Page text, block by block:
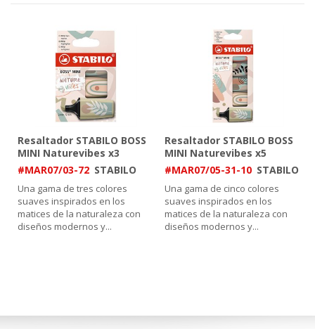
Resaltador STABILO BOSS
MINI Naturevibes x3
#MAR07/03-72 STABILO
Una gama de tres colores
suaves inspirados en los
matices de la naturaleza con
diseños modernos y...
Resaltador STABILO BOSS
MINI Naturevibes x5
#MAR07/05-31-10 STABILO
Una gama de cinco colores
suaves inspirados en los
matices de la naturaleza con
diseños modernos y...